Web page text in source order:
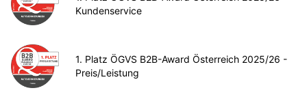
Kundenservice
1. Platz ÖGVS B2B-Award Österreich 2025/26 -
Preis/Leistung